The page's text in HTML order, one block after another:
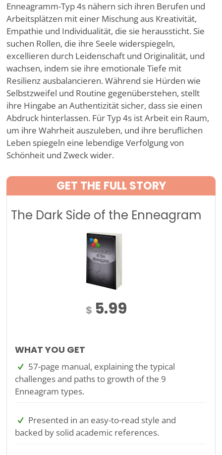
Enneagramm-Typ 4s nähern sich ihren Berufen und
Arbeitsplätzen mit einer Mischung aus Kreativität,
Empathie und Individualität, die sie heraussticht. Sie
suchen Rollen, die ihre Seele widerspiegeln,
excellieren durch Leidenschaft und Originalität, und
wachsen, indem sie ihre emotionale Tiefe mit
Resilienz ausbalancieren. Während sie Hürden wie
Selbstzweifel und Routine gegenüberstehen, stellt
ihre Hingabe an Authentizität sicher, dass sie einen
Abdruck hinterlassen. Für Typ 4s ist Arbeit ein Raum,
um ihre Wahrheit auszuleben, und ihre beruflichen
Leben spiegeln eine lebendige Verfolgung von
Schönheit und Zweck wider.
GET THE FULL STORY
The Dark Side of the Enneagram
$ 5.99
WHAT YOU GET
57-page manual, explaining the typical
challenges and paths to growth of the 9
Enneagram types.
Presented in an easy-to-read style and
backed by solid academic references.